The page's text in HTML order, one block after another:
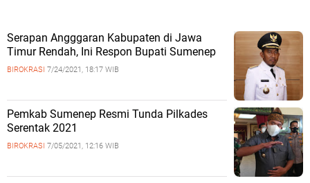
Serapan Angggaran Kabupaten di Jawa
Timur Rendah, Ini Respon Bupati Sumenep
BIROKRASI 7/24/2021, 18:17 WIB
Pemkab Sumenep Resmi Tunda Pilkades
Serentak 2021
BIROKRASI 7/05/2021, 12:16 WIB